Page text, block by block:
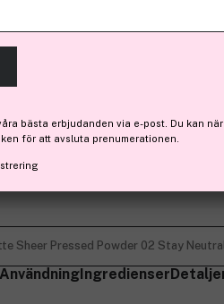
Sheer Pressed Powder
Sheer Pressed Powder 02 Stay
AnvändningIngredienser
bästa erbjudanden via e-post. Du kan när
för att avsluta prenumerationen.